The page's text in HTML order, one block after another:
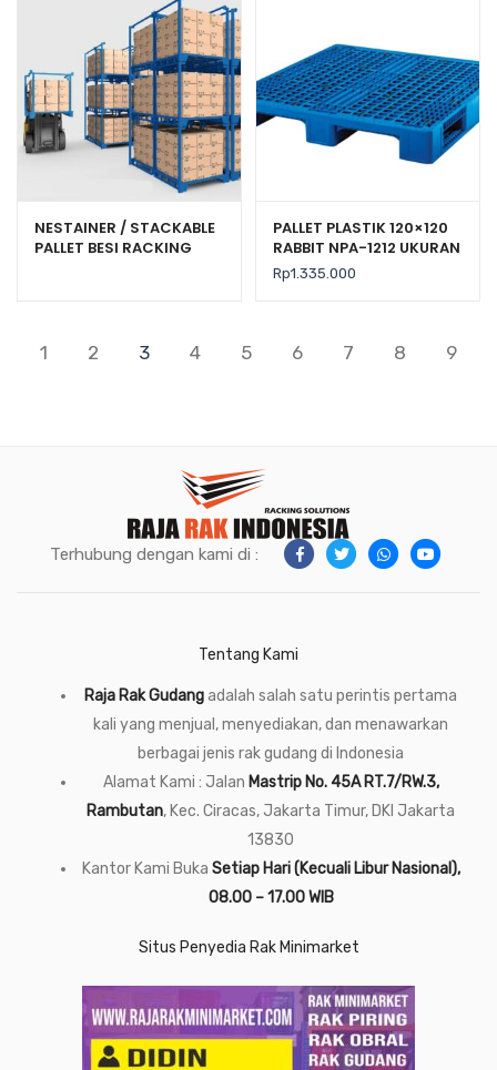
NESTAINER / STACKABLE
PALLET BESI RACKING
PALLET PLASTIK 120×120
RABBIT NPA-1212 UKURAN
120x120x160 CM, JUAL
HARGA BERSAING
Rp1.335.000
1 2 3 4 5 6 7 8 9
Terhubung dengan kami di :
Tentang Kami
Raja Rak Gudangadalah salah satu perintis pertama
kali yang menjual, menyediakan, dan menawarkan
berbagai jenis rak gudang di Indonesia
Alamat Kami : Jalan Mastrip No. 45A RT.7/RW.3,
Rambutan, Kec. Ciracas, Jakarta Timur, DKI Jakarta
13830
Kantor Kami Buka Setiap Hari (Kecuali Libur Nasional),
08.00 – 17.00 WIB
Situs Penyedia Rak Minimarket